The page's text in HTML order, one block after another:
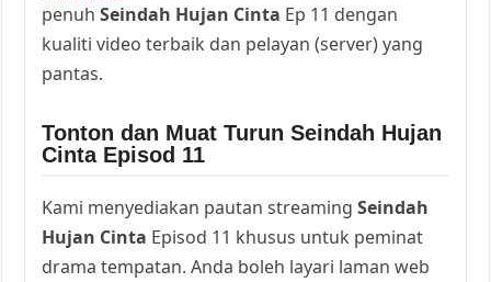
penuhSeindah Hujan Cinta Ep 11 dengan
kualiti video terbaik dan pelayan (server) yang
pantas.
Tonton dan Muat Turun Seindah Hujan
Cinta Episod 11
Kami menyediakan pautan streamingSeindah
Hujan Cinta Episod 11 khusus untuk peminat
drama tempatan. Anda boleh layari laman web